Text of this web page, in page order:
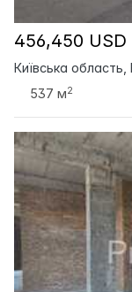
456,450 USD
Київська область,
537 м2